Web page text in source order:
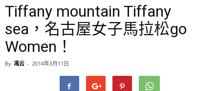
Tiffany mountain Tiffany
sea，名古屋女子馬拉松go
Women！
By 馮云 - 2014年3月11日